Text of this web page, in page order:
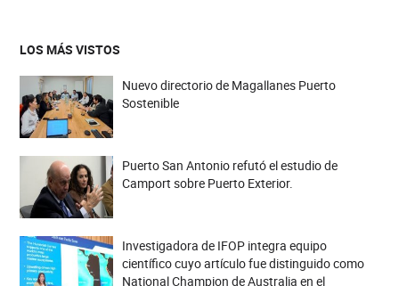
LOS MÁS VISTOS
Nuevo directorio de Magallanes Puerto
Sostenible
Puerto San Antonio refutó el estudio de
Camport sobre Puerto Exterior.
Investigadora de IFOP integra equipo
científico cuyo artículo fue distinguido como
National Champion de Australia en el